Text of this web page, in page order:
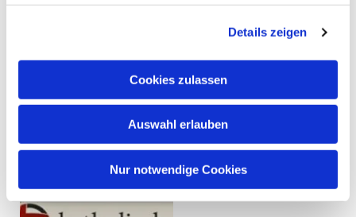
Details zeigen
Cookies zulassen
Auswahl erlauben
Nur notwendige Cookies